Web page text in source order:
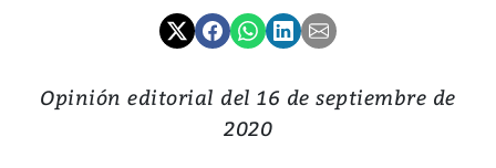
Opinión editorial del 16 de septiembre de
2020